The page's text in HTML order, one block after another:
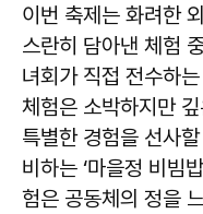
이번 축제는 화려한
스란히 담아낸 체험
녀회가 직접 전수하
체험은 소박하지만
특별한 경험을 선사
비하는 ‘마을정 비빔
험은 공동체의 정을